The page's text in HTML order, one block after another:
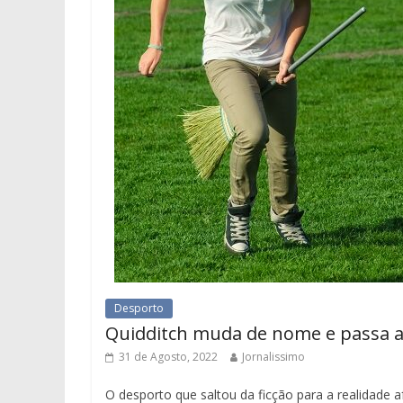
Desporto
Quidditch muda de nome e passa
31 de Agosto, 2022 Jornalissimo
O desporto que saltou da ficção para a realidade